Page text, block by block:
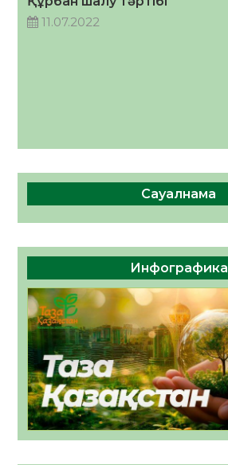
11.07.2022
Сауалнама
Инфографика